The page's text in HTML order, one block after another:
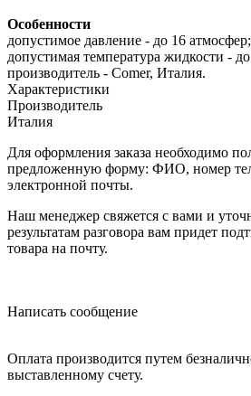
Особенности
допустимое давление - до 16 атмосфер;
допустимая температура жидкости -
производитель - Comer, Италия.
Характеристики
Производитель
Италия
Для оформления заказа необходимо
предложенную форму: ФИО, номер
электронной почты.
Наш менеджер свяжется с вами и
результатам разговора вам придет
товара на почту.
Написать сообщение
Оплата производится путем
выставленному счету.